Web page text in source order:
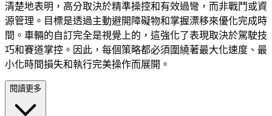
清楚地表明，高分取決於精準操控和有效過彎，而非戰鬥或資
源管理。目標是透過主動避開障礙物和掌握漂移來優化完成時
間。車輛的自訂完全是視覺上的，這強化了表現取決於駕駛技
巧和賽道掌控。因此，每個策略都必須圍繞著最大化速度、最
小化時間損失和執行完美操作而展開。
閱讀更多